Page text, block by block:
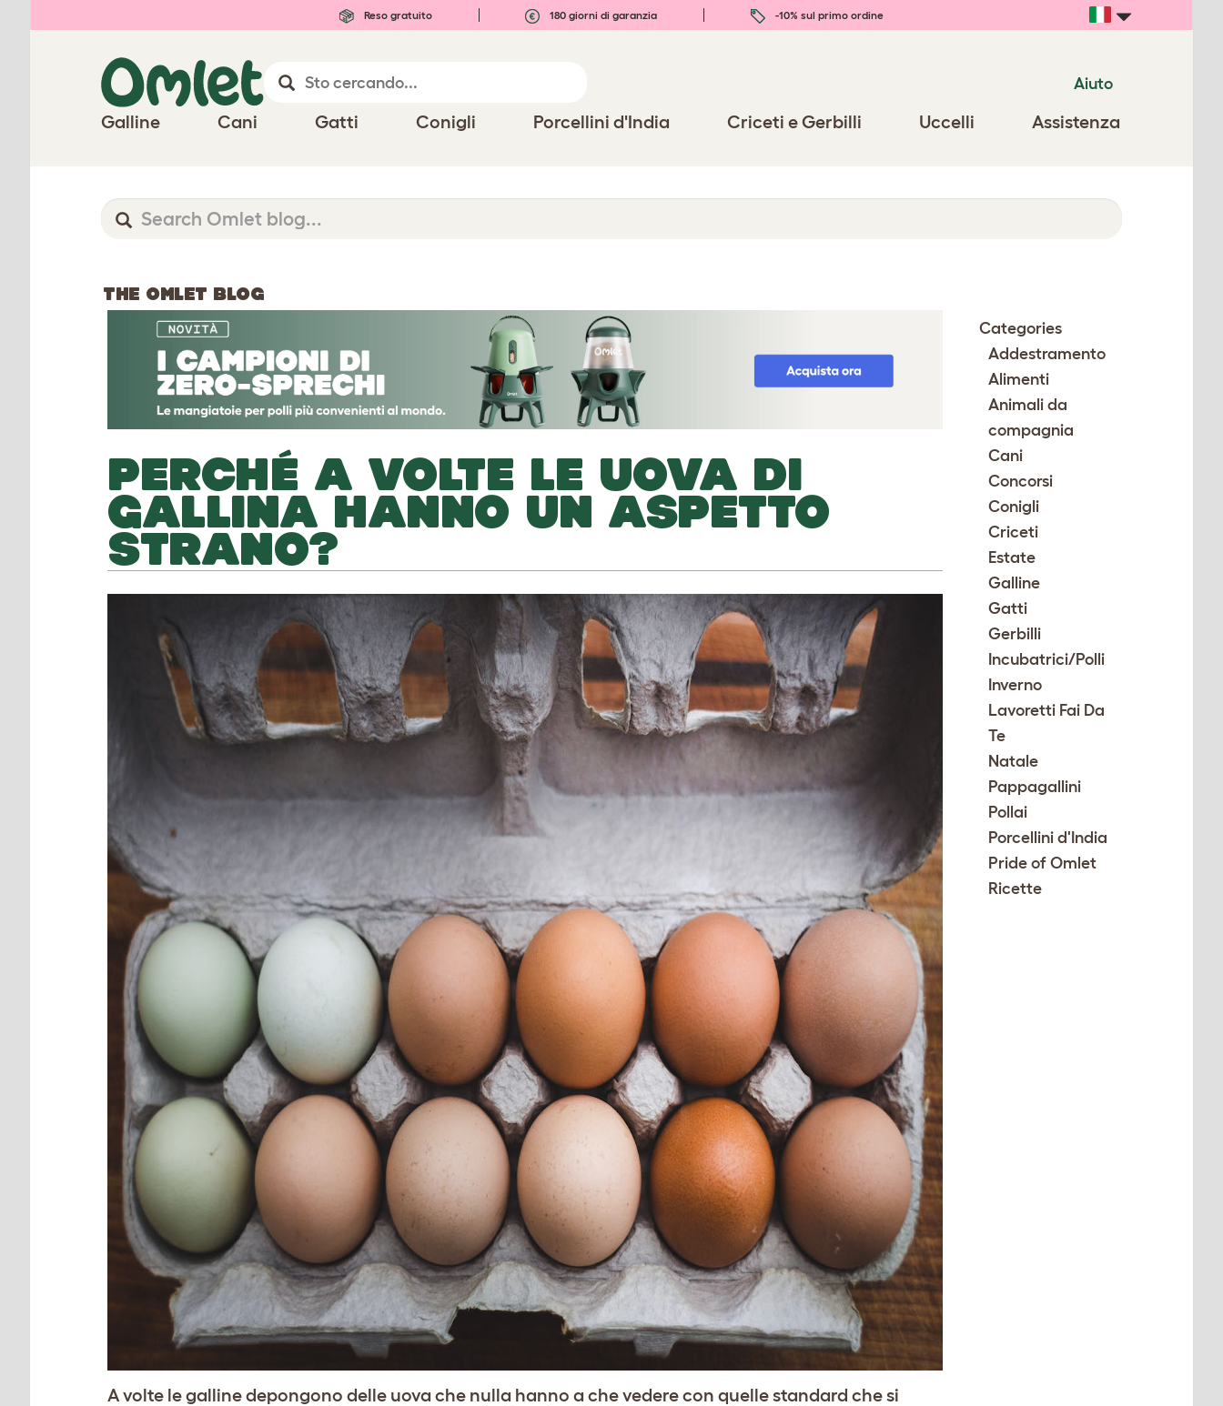
Reso gratuito 180 giorni di garanzia -10% sul primo ordine
Aiuto
Galline Cani Gatti Conigli Porcellini d'India Criceti e Gerbilli Uccelli Assistenza
THE OMLET BLOG
PERCHÉ A VOLTE LE UOVA DI
GALLINA HANNO UN ASPETTO
STRANO?
A volte le galline depongono delle uova che nulla hanno a che vedere con quelle standard che si
Categories
Addestramento
Alimenti
Animali da
compagnia
Cani
Concorsi
Conigli
Criceti
Estate
Galline
Gatti
Gerbilli
Incubatrici/Polli
Inverno
Lavoretti Fai Da
Te
Natale
Pappagallini
Pollai
Porcellini d'India
Pride of Omlet
Ricette